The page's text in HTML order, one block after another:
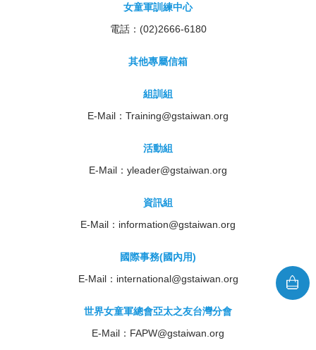
女童軍訓練中心
電話：(02)2666-6180
其他專屬信箱
組訓組
E-Mail： Training@gstaiwan.org
活動組
E-Mail： yleader@gstaiwan.org
資訊組
E-Mail： information@gstaiwan.org
國際事務(國內用)
E-Mail： international@gstaiwan.org
世界女童軍總會亞太之友台灣分會
E-Mail： FAPW@gstaiwan.org